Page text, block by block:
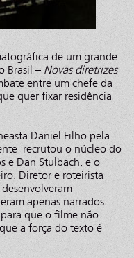
de um grande
Brasil – Novas diretrizes
entre um chefe da
quer fixar residência
Daniel Filho pela
recrutou o núcleo do
e Dan Stulbach, e o
Diretor e roteirista
apenas narrados
que o filme não
a força do texto é